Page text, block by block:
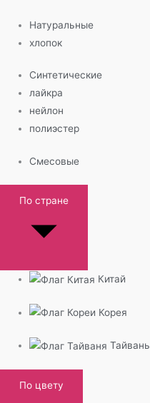
Натуральные
хлопок
Синтетические
лайкра
нейлон
полиэстер
Смесовые
По стране
Китай
Корея
Тайвань
По цвету